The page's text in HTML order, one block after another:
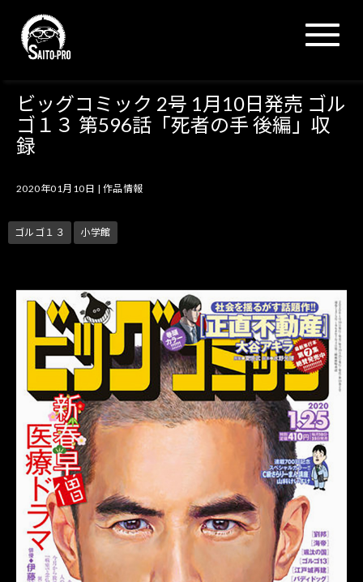
N
a
g
a
t
ビッグコミック 2号 1月10日発売 ゴル
ゴ１３ 第596話「死者の手 後編」収
録
2020年01月10日 | 作品情報
ゴルゴ１３ 小学館